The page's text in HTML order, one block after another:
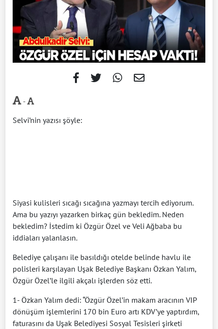
-
Selvi’nin yazısı şöyle:
Siyasi kulisleri sıcağı sıcağına yazmayı tercih ediyorum.
Ama bu yazıyı yazarken birkaç gün bekledim. Neden
bekledim? İstedim ki Özgür Özel ve Veli Ağbaba bu
iddiaları yalanlasın.
Belediye çalışanı ile basıldığı otelde belinde havlu ile
polisleri karşılayan Uşak Belediye Başkanı Özkan Yalım,
Özgür Özel’le ilgili akçalı işlerden söz etti.
1- Özkan Yalım dedi: “Özgür Özel’in makam aracının VIP
dönüşüm işlemlerini 170 bin Euro artı KDV’ye yaptırdım,
faturasını da Uşak Belediyesi Sosyal Tesisleri şirketi